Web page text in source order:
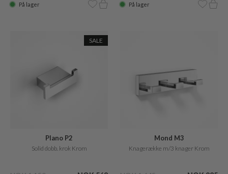
På lager På lager
SALE
Plano P2
Solid dobb. krok Krom
Mond M3
Knagerække m/3 knager Krom